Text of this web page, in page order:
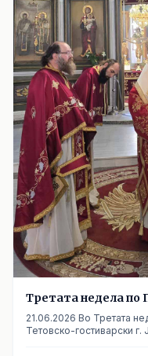
Третата недела по
21.06.2026 Во Третата
Тетовско-гостиварски